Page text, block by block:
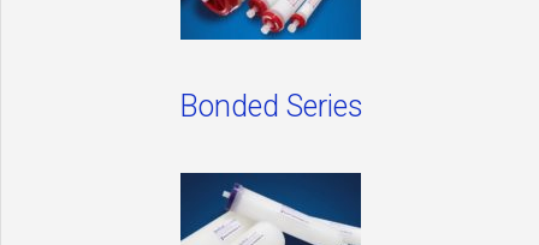
Bonded Series